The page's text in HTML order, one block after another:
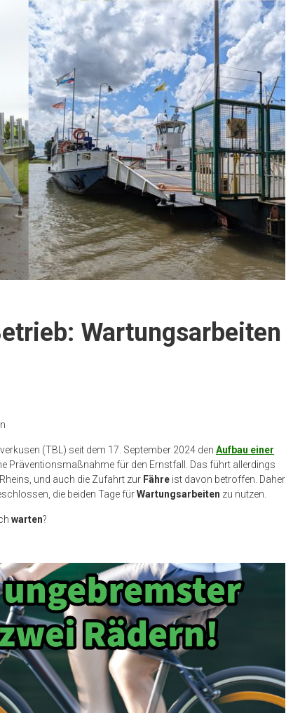
Wartungsarbeiten
(TBL) seit dem 17. September 2024 den Aufbau einer
Präventionsmaßnahme für den Ernstfall. Das führt allerdings
und auch die Zufahrt zur Fähre ist davon betroffen. Daher
die beiden Tage fürWartungsarbeiten zu nutzen.
warten?